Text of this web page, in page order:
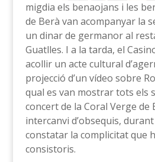
migdia els benaojans i les
de Berà van acompanyar la
un dinar de germanor al
Guatlles. I a la tarda, el
acollir un acte cultural
projecció d’un vídeo sobre
qual es van mostrar tots els
concert de la Coral Verge de
intercanvi d’obsequis,
constatar la complicitat que
consistoris.